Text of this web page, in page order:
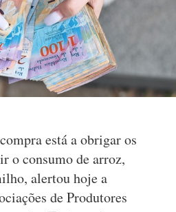
está a obrigar os
o consumo de arroz,
alertou hoje a
de Produtores